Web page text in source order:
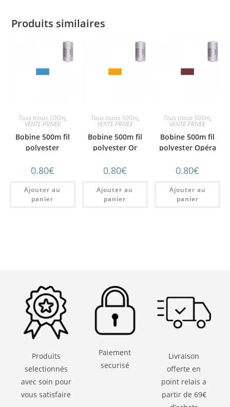
Produits similaires
Tous tissus 500m,
VENTE PRIVEE
Bobine 500m fil
polyester
0.80€
Ajouter au
panier
Tous tissus 500m,
VENTE PRIVEE
Bobine 500m fil
polyester Or
0.80€
Ajouter au
panier
Tous tissus 500m,
VENTE PRIVEE
Bobine 500m fil
polyester Opéra
0.80€
Ajouter au
panier
Produits
selectionnés
avec soin pour
vous satisfaire
Paiement
securisé
Livraison
offerte en
point relais a
partir de 69€